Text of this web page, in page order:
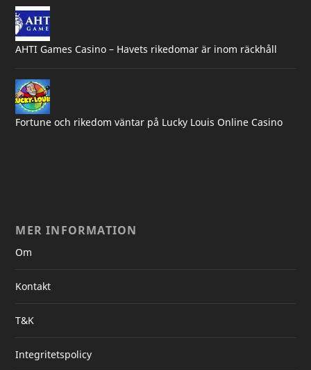
AHTI Games Casino – Havets rikedomar är inom räckhåll
Fortune och rikedom väntar på Lucky Louis Online Casino
MER INFORMATION
Om
Kontakt
T&K
Integritetspolicy